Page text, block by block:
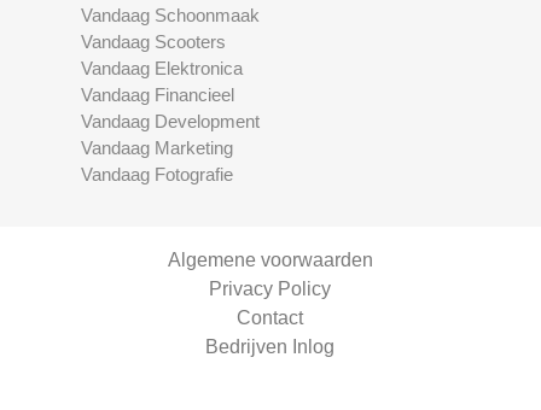
Vandaag Schoonmaak
Vandaag Scooters
Vandaag Elektronica
Vandaag Financieel
Vandaag Development
Vandaag Marketing
Vandaag Fotografie
Algemene voorwaarden
Privacy Policy
Contact
Bedrijven Inlog